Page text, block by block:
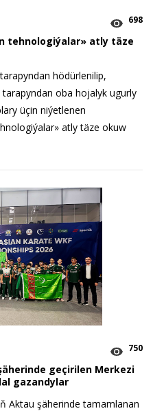
698
tehnologiýalar» atly täze
hödürlenilip,
oba hojalyk ugurly
üçin niýetlenen
atly täze okuw
750
geçirilen Merkezi
gazandylar
Aktau şäherinde tamamlanan